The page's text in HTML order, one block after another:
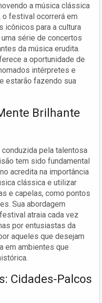
a música clássica
festival ocorrerá em
icônicos para a cultura
série de concertos
da música erudita.
a oportunidade de
intérpretes e
estarão fazendo sua
Brilhante
pela talentosa
tem sido fundamental
acredita na importância
clássica e utilizar
e capelas, como pontos
Sua abordagem
atraia cada vez
por entusiastas da
aqueles que desejam
em ambientes que
Cidades-Palcos